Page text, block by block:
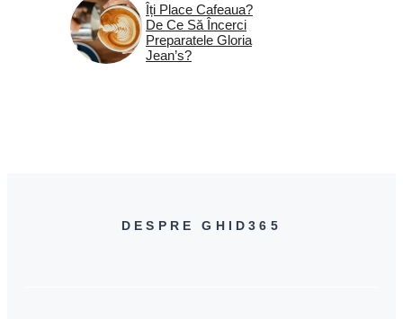
Îți Place Cafeaua?
De Ce Să Încerci
Preparatele Gloria
Jean’s?
DESPRE GHID365